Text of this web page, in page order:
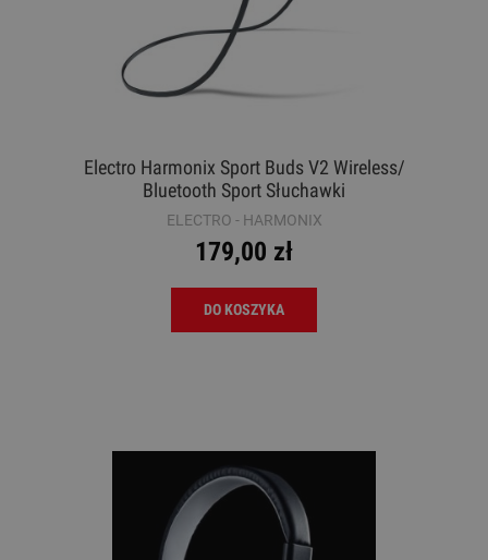
Electro Harmonix Sport Buds V2 Wireless/
Bluetooth Sport Słuchawki
ELECTRO - HARMONIX
179,00 zł
DO KOSZYKA